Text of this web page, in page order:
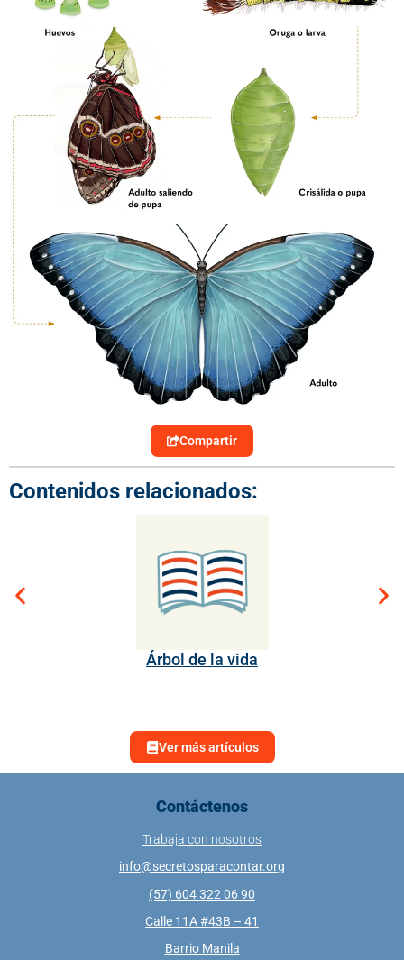
Compartir
Contenidos relacionados:
Árbol de la vida
Ver más artículos
Contáctenos
Trabaja con nosotros
info@secretosparacontar.org
(57) 604 322 06 90
Calle 11A #43B – 41
Barrio Manila